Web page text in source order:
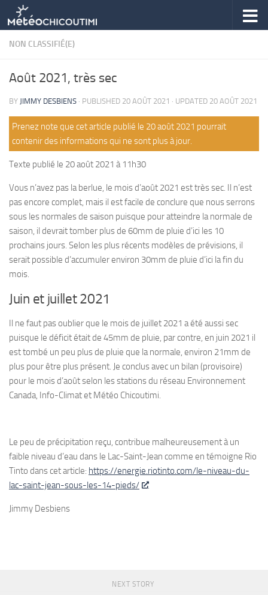
Skip to content
NON CLASSIFIÉ(E)
Août 2021, très sec
BY JIMMY DESBIENS · PUBLISHED 20 AOÛT 2021 · UPDATED 20 AOÛT 2021
Prenez note que cet article publié le 20 août 2021 pourrait
contenir des informations qui ne sont plus à jour.
Texte publié le 20 août 2021 à 11h30
Vous n’avez pas la berlue, le mois d’août 2021 est très sec. Il n’est
pas encore complet, mais il est facile de conclure que nous serrons
sous les normales de saison puisque pour atteindre la normale de
saison, il devrait tomber plus de 60mm de pluie d’ici les 10
prochains jours. Selon les plus récents modèles de prévisions, il
serait possible d’accumuler environ 30mm de pluie d’ici la fin du
mois.
Juin et juillet 2021
Il ne faut pas oublier que le mois de juillet 2021 a été aussi sec
puisque le déficit était de 45mm de pluie, par contre, en juin 2021 il
est tombé un peu plus de pluie que la normale, environ 21mm de
plus pour être plus présent. Je conclus avec un bilan (provisoire)
pour le mois d’août selon les stations du réseau Environnement
Canada, Info-Climat et Météo Chicoutimi.
Le peu de précipitation reçu, contribue malheureusement à un
faible niveau d’eau dans le Lac-Saint-Jean comme en témoigne Rio
Tinto dans cet article: https://energie.riotinto.com/le-niveau-du-
lac-saint-jean-sous-les-14-pieds/
Jimmy Desbiens
NEXT STORY